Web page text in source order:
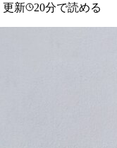
更新 20分で読める